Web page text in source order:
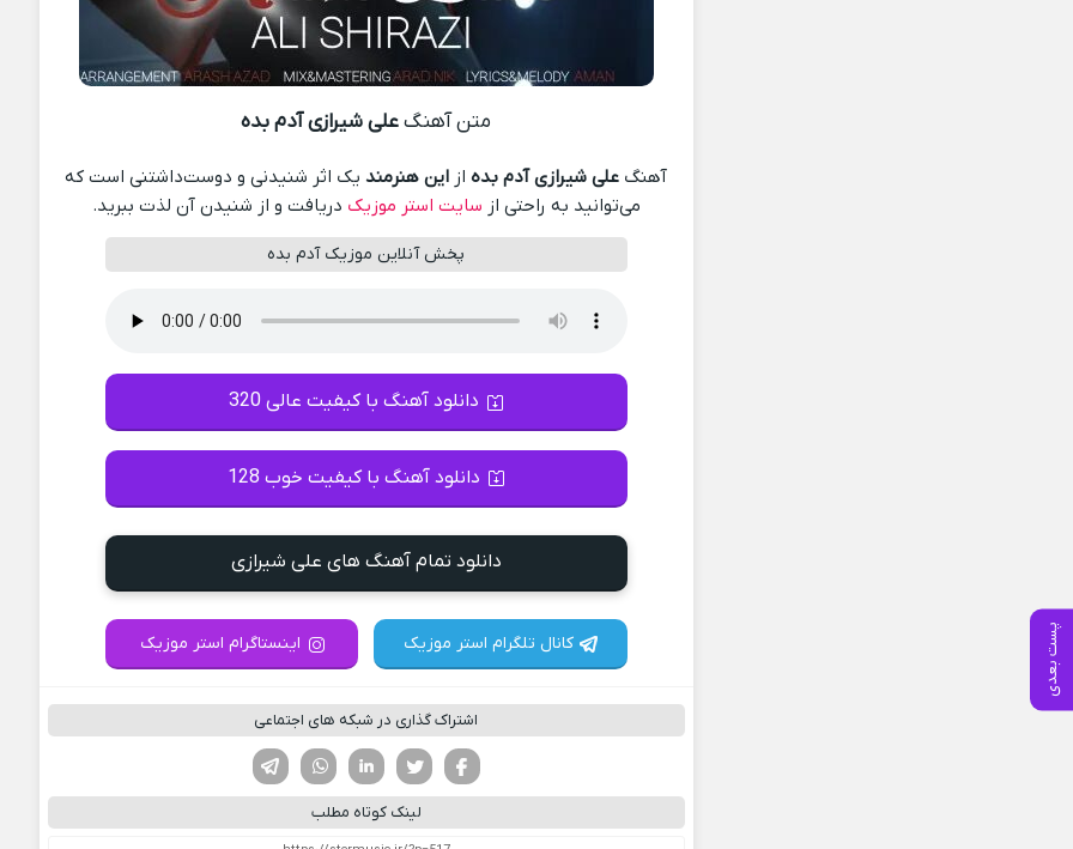
پست بعدی
متن آهنگعلی شیرازی آدم بده
آهنگ علی شیرازی آدم بدهاز این هنرمندیک اثر شنیدنی و دوست‌داشتنی است که
می‌توانید به راحتی از سایت استر موزیک دریافت و از شنیدن آن لذت ببرید.
پخش آنلاین موزیک آدم بده
دانلود آهنگ با کیفیت عالی 320
دانلود آهنگ با کیفیت خوب 128
دانلود تمام آهنگ های علی شیرازی
کانال تلگرام استر موزیک اینستاگرام استر موزیک
اشتراک گذاری در شبکه های اجتماعی
لینکدین تویتر
فیسوک
لینک کوتاه مطلب